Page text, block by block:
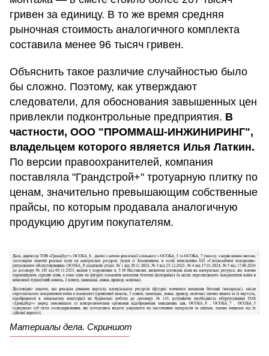
гривен за единицу. В то же время средняя
рыночная стоимость аналогичного комплекта
составила менее 96 тысяч гривен.
Объяснить такое различие случайностью было
бы сложно. Поэтому, как утверждают
следователи, для обоснования завышенных цен
привлекли подконтрольные предприятия. В
частности, ООО "ПРОММАШ-ИНЖИНИРИНГ",
владельцем которого является Илья Латкин.
По версии правоохранителей, компания
поставляла "Грандстрой+" тротуарную плитку по
ценам, значительно превышающим собственные
прайсы, по которым продавала аналогичную
продукцию другим покупателям.
Материалы дела. Скриншот